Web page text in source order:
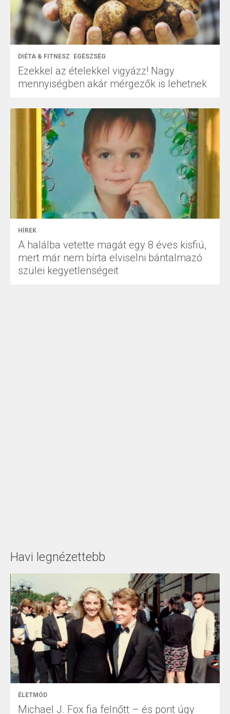
DIÉTA & FITNESZ EGÉSZSÉG
Ezekkel az ételekkel vigyázz! Nagy
mennyiségben akár mérgezők is lehetnek
HÍREK
A halálba vetette magát egy 8 éves kisfiú,
mert már nem bírta elviselni bántalmazó
szülei kegyetlenségeit
Havi legnézettebb
ÉLETMÓD
Michael J. Fox fia felnőtt – és pont úgy